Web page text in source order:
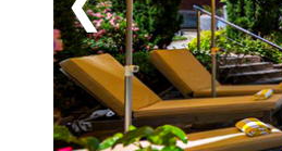
dig det bästa av Österrike